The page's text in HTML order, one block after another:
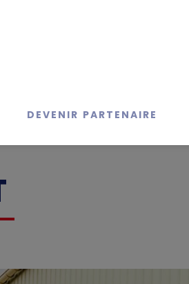
DEVENIR PARTENAIRE